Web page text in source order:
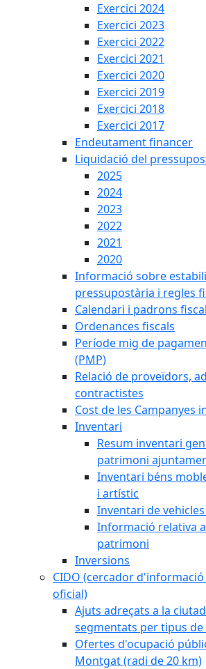
Exercici 2024
Exercici 2023
Exercici 2022
Exercici 2021
Exercici 2020
Exercici 2019
Exercici 2018
Exercici 2017
Endeutament financer
Liquidació del
2025
2024
2023
2022
2021
2020
Informació sobre
pressupostària i regles
Calendari i padrons
Ordenances fiscals
Període mig de
(PMP)
Relació de proveïdors,
contractistes
Cost de les Campanyes
Inventari
Resum inventari
patrimoni
Inventari béns
i artístic
Inventari de
Informació relativa
patrimoni
Inversions
CIDO (cercador
oficial)
Ajuts adreçats a la
segmentats per tipus
Ofertes d'ocupació
Montgat (radi de 20 km)